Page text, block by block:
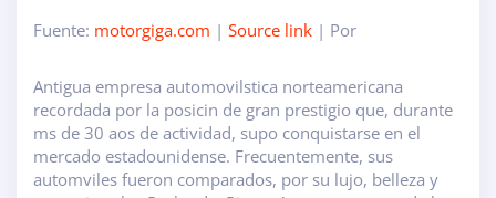
Fuente: motorgiga.com | Source link | Por
Antigua empresa automovilstica norteamericana
recordada por la posicin de gran prestigio que, durante
ms de 30 aos de actividad, supo conquistarse en el
mercado estadounidense. Frecuentemente, sus
automviles fueron comparados, por su lujo, belleza y